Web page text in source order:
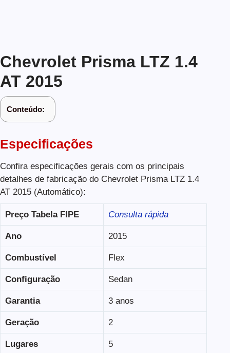
Chevrolet Prisma LTZ 1.4
AT 2015
Conteúdo:
Especificações
Confira especificações gerais com os principais
detalhes de fabricação do Chevrolet Prisma LTZ 1.4
AT 2015 (Automático):
Preço Tabela FIPE Consulta rápida
Ano 2015
Combustível Flex
Configuração Sedan
Garantia 3 anos
Geração 2
Lugares 5